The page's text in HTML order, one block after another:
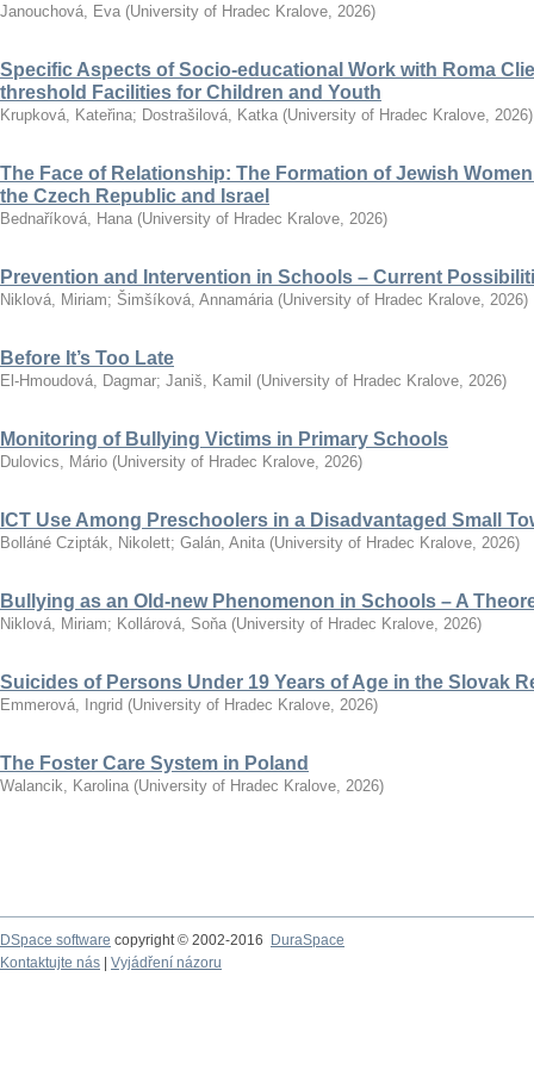
Janouchová, Eva (University of Hradec Kralove, 2026)
Specific Aspects of Socio-educational Work with Roma
threshold Facilities for Children and Youth
Krupková, Kateřina; Dostrašilová, Katka (University of Hradec Kralove, 2026)
The Face of Relationship: The Formation of Jewish
the Czech Republic and Israel
Bednaříková, Hana (University of Hradec Kralove, 2026)
Prevention and Intervention in Schools – Current
Niklová, Miriam; Šimšíková, Annamária (University of Hradec Kralove, 2026)
Before It’s Too Late
El-Hmoudová, Dagmar; Janiš, Kamil (University of Hradec Kralove, 2026)
Monitoring of Bullying Victims in Primary Schools
Dulovics, Mário (University of Hradec Kralove, 2026)
ICT Use Among Preschoolers in a Disadvantaged Small
Bolláné Czipták, Nikolett; Galán, Anita (University of Hradec Kralove, 2026)
Bullying as an Old-new Phenomenon in Schools – A
Niklová, Miriam; Kollárová, Soňa (University of Hradec Kralove, 2026)
Suicides of Persons Under 19 Years of Age in the Slovak
Emmerová, Ingrid (University of Hradec Kralove, 2026)
The Foster Care System in Poland
Walancik, Karolina (University of Hradec Kralove, 2026)
DSpace software copyright © 2002-2016
DuraSpace
Kontaktujte nás
Vyjádření názoru